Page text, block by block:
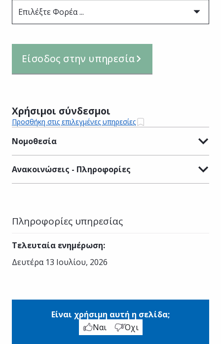
Επιλέξτε Φορέα ...
Είσοδος στην υπηρεσία
Χρήσιμοι σύνδεσμοι
Προσθήκη στις επιλεγμένες υπηρεσίες
Νομοθεσία
Ανακοινώσεις - Πληροφορίες
Πληροφορίες υπηρεσίας
Τελευταία ενημέρωση:
Δευτέρα 13 Ιουλίου, 2026
Είναι χρήσιμη αυτή η σελίδα;
Ναι
Όχι